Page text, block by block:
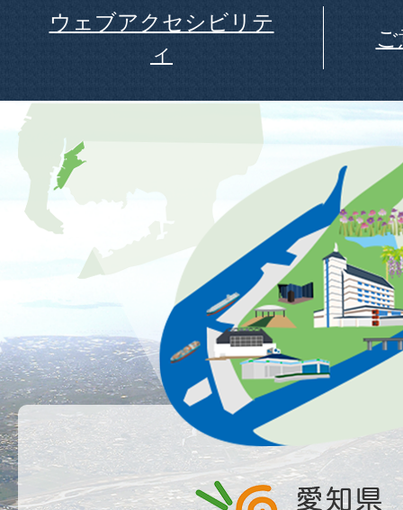
ウェブアクセシビリテ
ィ